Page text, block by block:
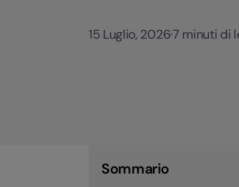
15 Luglio, 2026·7 minuti di
Sommario